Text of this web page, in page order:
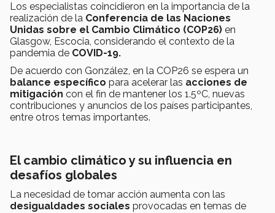
Los especialistas coincidieron en la importancia de la
realización de la Conferencia de las Naciones
Unidas sobre el Cambio Climático (COP26) en
Glasgow, Escocia, considerando el contexto de la
pandemia de COVID-19.
De acuerdo con González, en la COP26 se espera un
balance específico para acelerar las acciones de
mitigación con el fin de mantener los 1.5ºC, nuevas
contribuciones y anuncios de los países participantes,
entre otros temas importantes.
El cambio climático y su influencia en
desafíos globales
La necesidad de tomar acción aumenta con las
desigualdades sociales provocadas en temas de